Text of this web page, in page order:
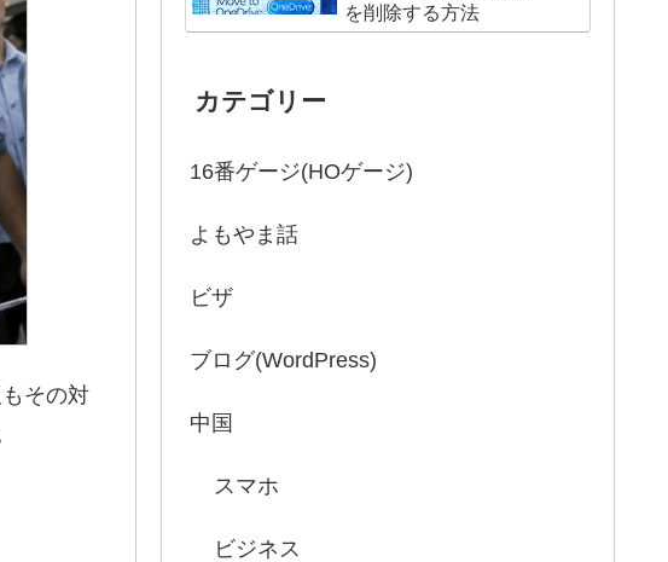
その対
を削除する方法
カテゴリー
16番ゲージ(HOゲージ)
よもやま話
ビザ
ブログ(WordPress)
中国
スマホ
ビジネス